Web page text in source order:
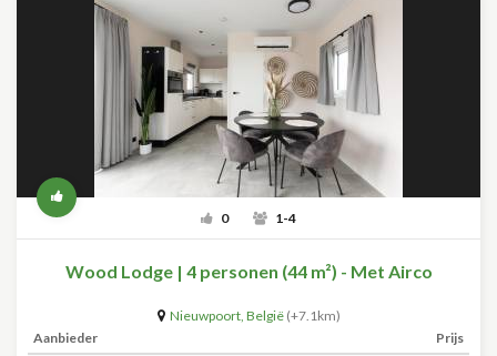
0 1-4
Wood Lodge | 4 personen (44 m²) - Met Airco
Nieuwpoort, België (+7.1km)
Aanbieder
Prijs